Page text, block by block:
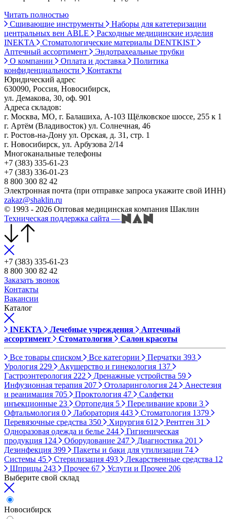
Читать полностью
Сшивающие инструменты
Наборы для катетеризации
центральных вен ABLE
Расходные медицинские изделия
INEKTA
Стоматологические материалы DENTKIST
Аптечный ассортимент
Эндотрахеальные трубки
О компании
Оплата и доставка
Политика
конфиденциальности
Контакты
Юридический адрес
630090, Россия, Новосибирск,
ул. Демакова, 30, оф. 901
Адреса складов:
г. Москва, МО, г. Балашиха, А-103 Щёлковское шоссе, 255 к 1
г. Артём (Владивосток) ул. Солнечная, 46
г. Ростов-на-Дону ул. Орская, д. 31, стр. 1
г. Новосибирск, ул. Арбузова 2/14
Многоканальные телефоны
+7 (383) 335-61-23
+7 (383) 336-01-23
8 800 300 82 42
Электронная почта (при отправке запроса укажите свой ИНН)
zakaz@shaklin.ru
© 1993 - 2026 Оптовая медицинская компания Шаклин
Техническая поддержка сайта —
+7 (383) 335-61-23
8 800 300 82 42
Заказать звонок
Контакты
Вакансии
Каталог
INEKTA Лечебные учреждения
Аптечный
ассортимент
Стоматология Салон красоты
Все товары списком Все категории Перчатки 393
Урология 229 Акушерство и гинекология 137
Гастроэнтерология 222 Дренажные устройства 59
Инфузионная терапия 207 Отоларингология 24
Анестезия
и реанимация 705 Проктология 47
Салфетки
инъекционные 23 Ортопедия 5 Переливание крови 3
Офтальмология 0 Лаборатория 443 Стоматология 1379
Перевязочные средства 350 Хирургия 612 Рентген 31
Одноразовая одежда и белье 244
Гигиеническая
продукция 124 Оборудование 247 Диагностика 201
Дезинфекция 399 Пакеты и баки для утилизации 74
Системы 45 Стерилизация 493 Лекарственные средства 12
Шприцы 243 Прочее 67 Услуги и Прочее 206
Выберите свой склад
Новосибирск